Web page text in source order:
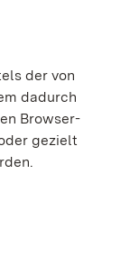
der von
dadurch
Browser-
gezielt